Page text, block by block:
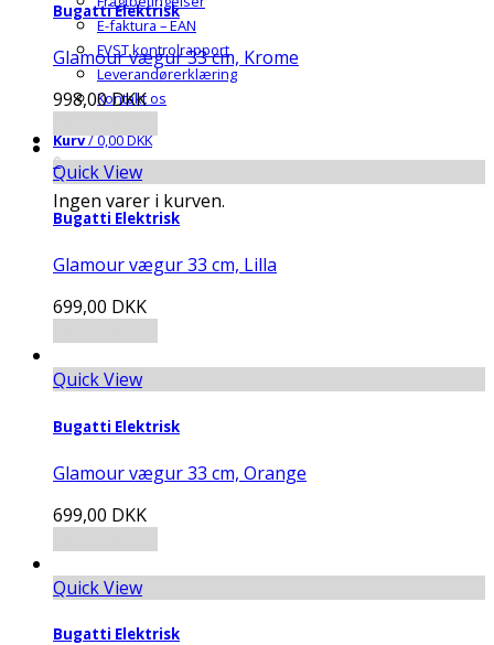
E-faktura – EAN
FVST kontrolrapport
Leverandørerklæring
Kontakt os
Kurv/0,00DKK
0
Ingen varer i kurven.
Bugatti Elektrisk
Glamour vægur 33 cm, Krome
998,00DKK
Quick View
Bugatti Elektrisk
Glamour vægur 33 cm, Lilla
699,00 DKK
Quick View
Bugatti Elektrisk
Glamour vægur 33 cm, Orange
699,00 DKK
Quick View
Bugatti Elektrisk